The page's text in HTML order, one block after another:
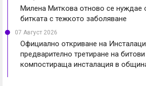
Милена Миткова отново се нуждае
битката с тежкото заболяване
07 Август 2026
Официално откриване на
предварително третиране на
компостираща инсталация в